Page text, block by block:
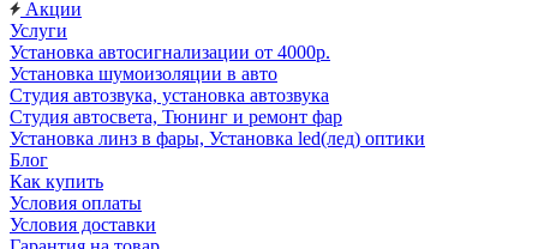
Акции
Услуги
Установка автосигнализации от 4000р.
Установка шумоизоляции в авто
Студия автозвука, установка автозвука
Студия автосвета, Тюнинг и ремонт фар
Установка линз в фары, Установка led(лед) оптики
Блог
Как купить
Условия оплаты
Условия доставки